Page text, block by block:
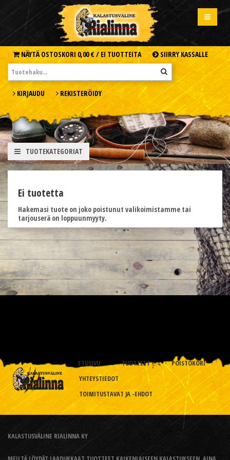
NÄYTÄ OSTOSKORI 0,00 € / EI TUOTTEITA SIIRRY KASSALLE
KIRJAUDU REKISTERÖIDY
TUOTEKATEGORIAT
Ei tuotetta
Hakemasi tuote on joko poistunut valikoimistamme tai
tarjouserä on loppuunmyyty.
ETUSIVU TUOTTEET
POISTOKORI
YHTEYSTIEDOT
TOIMITUSTAVAT JA -EHDOT
KALASTUSVÄLINE RIALINNA KY